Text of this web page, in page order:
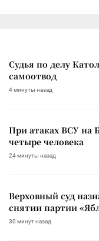
Судья по делу
самоотвод
4 минуты назад
При атаках ВСУ на
четыре человека
24 минуты назад
Верховный суд
снятии партии
30 минут назад